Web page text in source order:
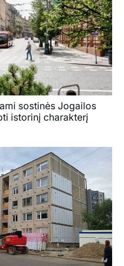
sostinės Jogailos
istorinį charakterį